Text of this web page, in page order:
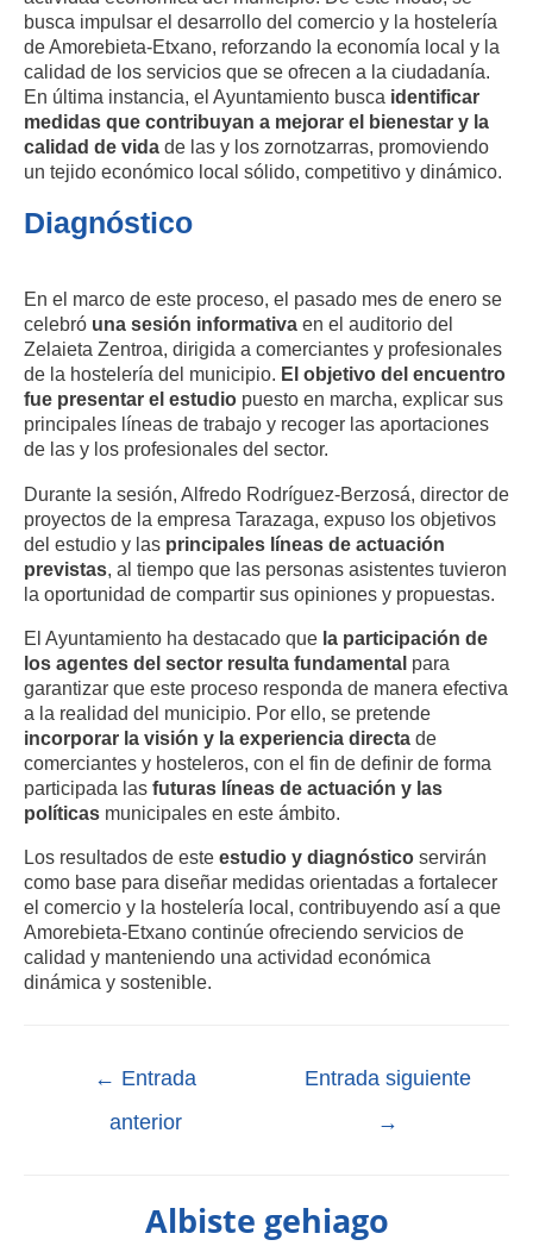
busca impulsar el desarrollo del comercio y la hostelería
de Amorebieta-Etxano, reforzando la economía local y la
calidad de los servicios que se ofrecen a la ciudadanía.
En última instancia, el Ayuntamiento busca identificar
medidas que contribuyan a mejorar el bienestar y la
calidad de vida de las y los zornotzarras, promoviendo
un tejido económico local sólido, competitivo y dinámico.
Diagnóstico
En el marco de este proceso, el pasado mes de enero se
celebró una sesión informativa en el auditorio del
Zelaieta Zentroa, dirigida a comerciantes y profesionales
de la hostelería del municipio. El objetivo del encuentro
fue presentar el estudio puesto en marcha, explicar sus
principales líneas de trabajo y recoger las aportaciones
de las y los profesionales del sector.
Durante la sesión, Alfredo Rodríguez-Berzosá, director de
proyectos de la empresa Tarazaga, expuso los objetivos
del estudio y las principales líneas de actuación
previstas, al tiempo que las personas asistentes tuvieron
la oportunidad de compartir sus opiniones y propuestas.
El Ayuntamiento ha destacado que la participación de
los agentes del sector resulta fundamental para
garantizar que este proceso responda de manera efectiva
a la realidad del municipio. Por ello, se pretende
incorporar la visión y la experiencia directa de
comerciantes y hosteleros, con el fin de definir de forma
participada las futuras líneas de actuación y las
políticas municipales en este ámbito.
Los resultados de este estudio y diagnóstico servirán
como base para diseñar medidas orientadas a fortalecer
el comercio y la hostelería local, contribuyendo así a que
Amorebieta-Etxano continúe ofreciendo servicios de
calidad y manteniendo una actividad económica
dinámica y sostenible.
← Entrada
anterior
Entrada siguiente
→
Albiste gehiago